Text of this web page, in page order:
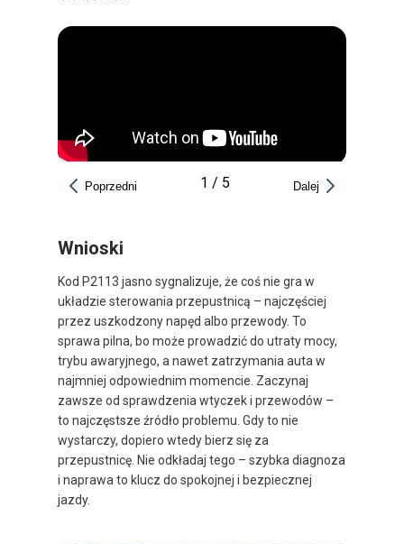
Poprzedni 1 / 5 Dalej
Wnioski
Kod P2113 jasno sygnalizuje, że coś nie gra w
układzie sterowania przepustnicą – najczęściej
przez uszkodzony napęd albo przewody. To
sprawa pilna, bo może prowadzić do utraty mocy,
trybu awaryjnego, a nawet zatrzymania auta w
najmniej odpowiednim momencie. Zaczynaj
zawsze od sprawdzenia wtyczek i przewodów –
to najczęstsze źródło problemu. Gdy to nie
wystarczy, dopiero wtedy bierz się za
przepustnicę. Nie odkładaj tego – szybka diagnoza
i naprawa to klucz do spokojnej i bezpiecznej
jazdy.